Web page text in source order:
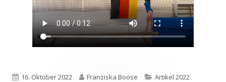
Veröffentlicht
16. Oktober 2022 Autor
Franziska Boose Kategorien
Artikel 2022